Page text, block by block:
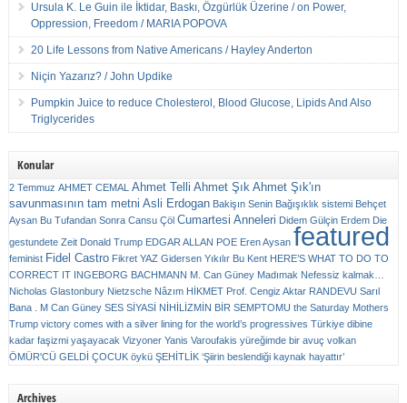
Ursula K. Le Guin ile İktidar, Baskı, Özgürlük Üzerine / on Power,
Oppression, Freedom / MARIA POPOVA
20 Life Lessons from Native Americans / Hayley Anderton
Niçin Yazarız? / John Updike
Pumpkin Juice to reduce Cholesterol, Blood Glucose, Lipids And Also
Triglycerides
Konular
2 Temmuz AHMET CEMAL Ahmet Telli Ahmet Şık Ahmet Şık'ın
savunmasının tam metni Asli Erdogan Bakişın Senin Bağışıklık sistemi Behçet
Aysan Bu Tufandan Sonra Cansu Çöl Cumartesi Anneleri Didem Gülçin Erdem Die
gestundete Zeit Donald Trump EDGAR ALLAN POE Eren Aysan featured
feminist Fidel Castro Fikret YAZ Gidersen Yıkılır Bu Kent HERE’S WHAT TO DO TO
CORRECT IT INGEBORG BACHMANN M. Can Güney Madımak Nefessiz kalmak…
Nicholas Glastonbury Nietzsche Nâzım HİKMET Prof. Cengiz Aktar RANDEVU Sarıl
Bana . M Can Güney SES SİYASİ NİHİLİZMİN BİR SEMPTOMU the Saturday Mothers
Trump victory comes with a silver lining for the world’s progressives Türkiye dibine
kadar faşizmi yaşayacak Vizyoner Yanis Varoufakis yüreğimde bir avuç volkan
ÖMÜR'CÜ GELDİ ÇOCUK öykü ŞEHİTLİK ‘Şiirin beslendiği kaynak hayattır’
Archives